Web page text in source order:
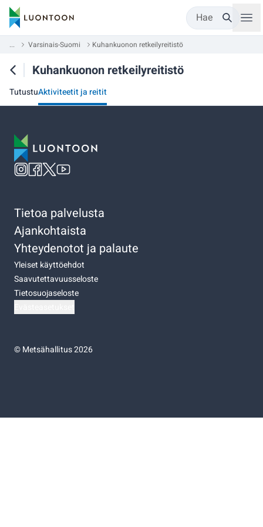
Hae
... Varsinais-Suomi Kuhankuonon retkeilyreitistö
Kuhankuonon retkeilyreitistö
TutustuAktiviteetit ja reitit
Tietoa palvelusta
Ajankohtaista
Yhteydenotot ja palaute
Yleiset käyttöehdot
Saavutettavuusseloste
Tietosuojaseloste
©Metsähallitus 2026